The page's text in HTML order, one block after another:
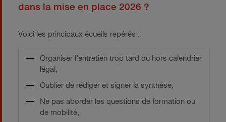
dans la mise en place 2026 ?
Voici les principaux écueils repérés :
Organiser l’entretien trop tard ou hors calendrier
légal,
Oublier de rédiger et signer la synthèse,
Ne pas aborder les questions de formation ou
de mobilité,